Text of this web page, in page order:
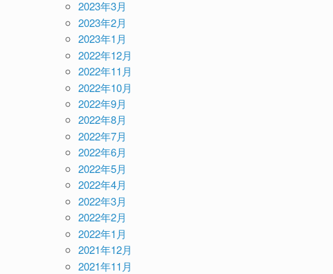
2023年3月
2023年2月
2023年1月
2022年12月
2022年11月
2022年10月
2022年9月
2022年8月
2022年7月
2022年6月
2022年5月
2022年4月
2022年3月
2022年2月
2022年1月
2021年12月
2021年11月